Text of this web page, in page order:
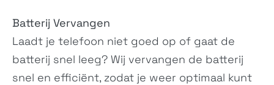
Batterij Vervangen
Laadt je telefoon niet goed op of gaat de
batterij snel leeg? Wij vervangen de batterij
snel en efficiënt, zodat je weer optimaal kunt